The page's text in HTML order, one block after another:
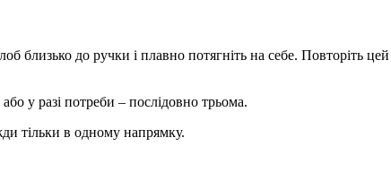
близько до ручки і плавно потягніть на себе. Повторіть
у разі потреби – послідовно трьома.
тільки в одному напрямку.